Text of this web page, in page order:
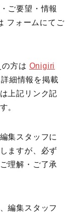
ご要望・情報
フォームにてご
方は Onigiri
細情報を掲載
上記リンク記
。
集スタッフに
ますが、必ず
理解・ご了承
編集スタッフ